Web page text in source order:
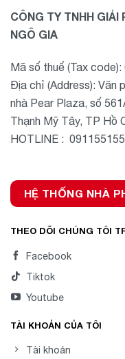
CÔNG TY TNHH GIẢI
NGÔ GIA
Mã số thuế (Tax
Địa chỉ (Address): Văn
nhà Pear Plaza, số
Thạnh Mỹ Tây, TP Hồ
HOTLINE :
HỆ THỐNG NHÀ
THEO DÕI CHÚNG TÔI
Facebook
Tiktok
Youtube
TÀI KHOẢN CỦA TÔI
Tài khoản